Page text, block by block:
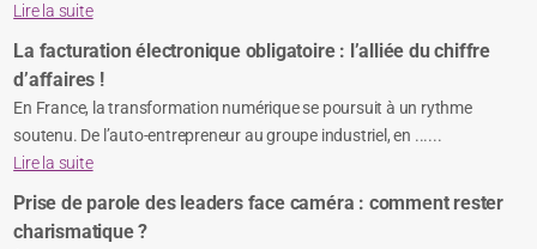
Lire la suite
La facturation électronique obligatoire : l’alliée du chiffre
d’affaires !
En France, la transformation numérique se poursuit à un rythme
soutenu. De l’auto-entrepreneur au groupe industriel, en ......
Lire la suite
Prise de parole des leaders face caméra : comment rester
charismatique ?